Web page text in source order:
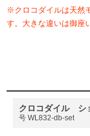
※クロコダイルは天然
す。大きな違いは御座
クロコダイル シ
号 WL832-db-set